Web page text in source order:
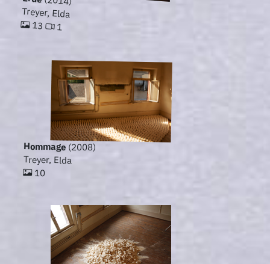
Treyer, Elda
13 1
Hommage (2008)
Treyer, Elda
10